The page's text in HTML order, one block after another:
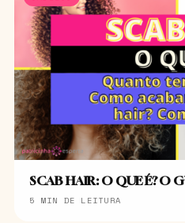
SCAB HAIR: O QUE É? O
5 MIN DE LEITURA